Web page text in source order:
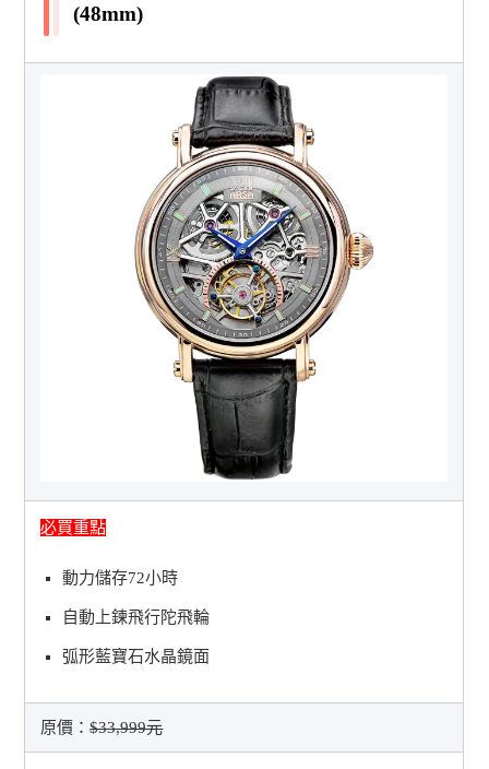
(48mm)
必買重點
動力儲存72小時
自動上鍊飛行陀飛輪
弧形藍寶石水晶鏡面
原價：$33,999元